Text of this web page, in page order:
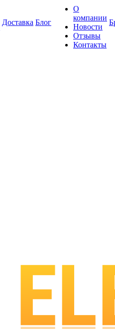
Доставка Блог
О
компании
Новости
Отзывы
Контакты